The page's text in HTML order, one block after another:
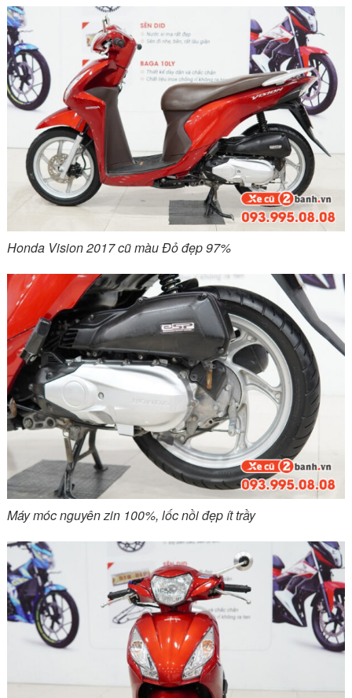
Honda Vision 2017 cũ màu Đỏ đẹp 97%
Máy móc nguyên zin 100%, lốc nồi đẹp ít trầy